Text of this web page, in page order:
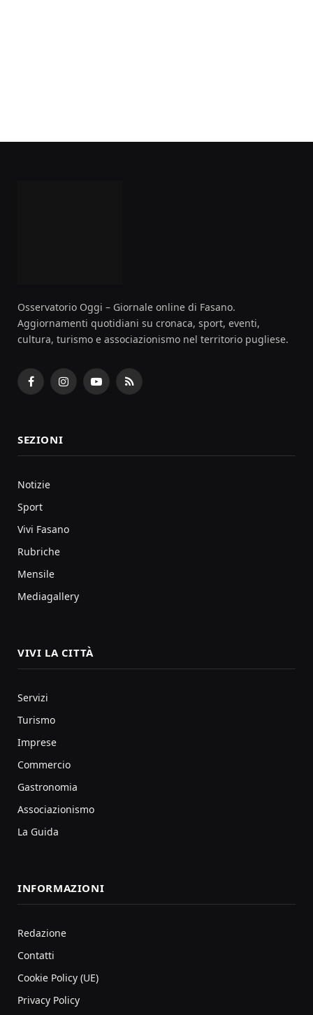
Osservatorio Oggi – Giornale online di Fasano.
Aggiornamenti quotidiani su cronaca, sport, eventi,
cultura, turismo e associazionismo nel territorio pugliese.
FacebookInstagramYouTubeRSS
SEZIONI
Notizie
Sport
Vivi Fasano
Rubriche
Mensile
Mediagallery
VIVI LA CITTÀ
Servizi
Turismo
Imprese
Commercio
Gastronomia
Associazionismo
La Guida
INFORMAZIONI
Redazione
Contatti
Cookie Policy (UE)
Privacy Policy